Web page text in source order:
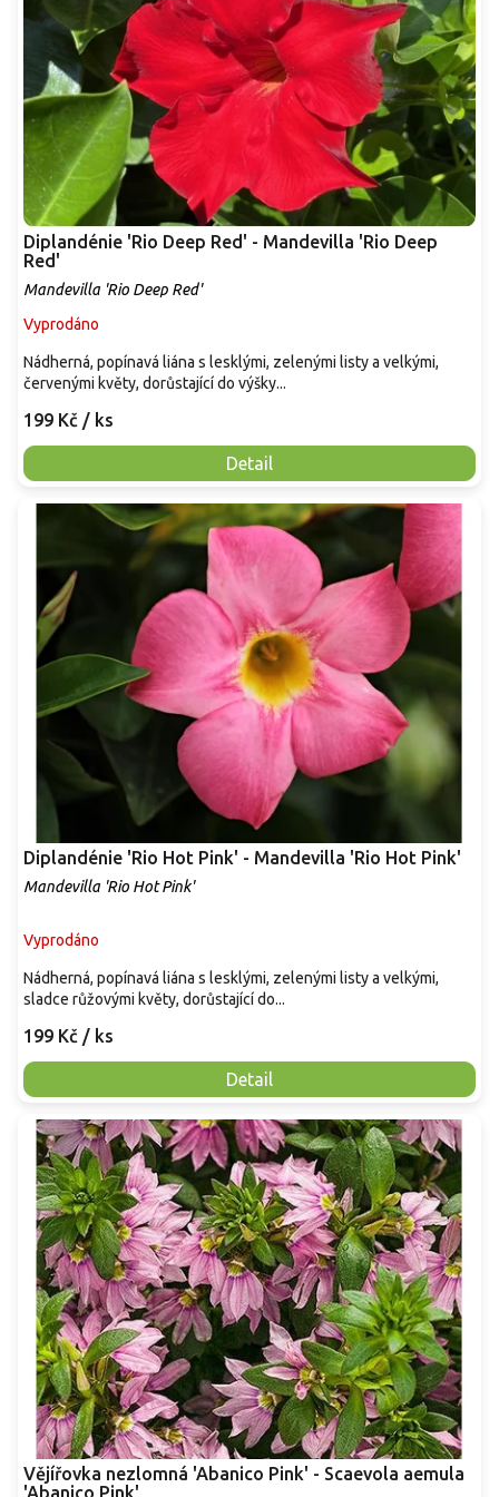
ů
Diplandénie 'Rio Deep Red' - Mandevilla 'Rio Deep
Red'
Mandevilla 'Rio Deep Red'
Vyprodáno
199 Kč / ks
Detail
Nádherná, popínavá liána s lesklými, zelenými listy a velkými,
červenými květy, dorůstající do výšky...
Diplandénie 'Rio Hot Pink' - Mandevilla 'Rio Hot Pink'
Mandevilla 'Rio Hot Pink'
Vyprodáno
199 Kč / ks
Detail
Nádherná, popínavá liána s lesklými, zelenými listy a velkými,
sladce růžovými květy, dorůstající do...
Vějířovka nezlomná 'Abanico Pink' - Scaevola aemula
'Abanico Pink'